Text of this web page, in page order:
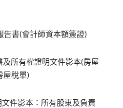
告書(會計師資本額簽證)
所有權證明文件影本(房屋
屋稅單)
件影本：所有股東及負責